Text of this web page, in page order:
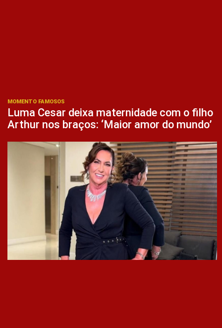
MOMENTO FAMOSOS
Luma Cesar deixa maternidade com o filho
Arthur nos braços: ‘Maior amor do mundo’